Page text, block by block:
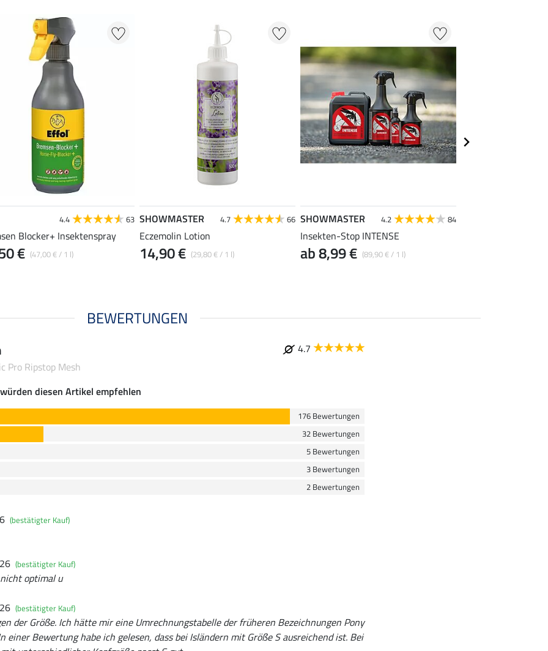
4.4 63
Blocker+ Insektenspray
(47,00 € / 1 l)
€
SHOWMASTER 4.7 66
Eczemolin Lotion
(29,80 € / 1 l)
14,90 €
SHOWMASTER 4.2 84
Insekten-Stop INTENSE
(89,90 € / 1 l)
ab 8,99 €
BEWERTUNGEN
4.7
Pro Ripstop Mesh
diesen Artikel empfehlen
176 Bewertungen
32 Bewertungen
5 Bewertungen
3 Bewertungen
2 Bewertungen
(bestätigter Kauf)
(bestätigter Kauf)
optimal u
(bestätigter Kauf)
der Größe. Ich hätte mir eine Umrechnungstabelle der früheren Bezeichnungen Pony
einer Bewertung habe ich gelesen, dass bei Isländern mit Größe S ausreichend ist. Bei